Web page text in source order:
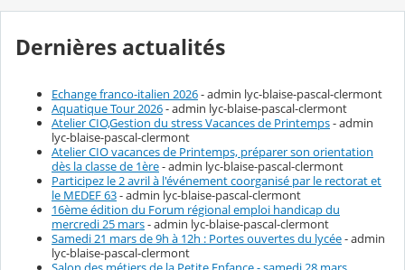
Dernières actualités
Echange franco-italien 2026- admin lyc-blaise-pascal-clermont
Aquatique Tour 2026- admin lyc-blaise-pascal-clermont
Atelier CIO,Gestion du stress Vacances de Printemps- admin
lyc-blaise-pascal-clermont
Atelier CIO vacances de Printemps, préparer son orientation
dès la classe de 1ère- admin lyc-blaise-pascal-clermont
Participez le 2 avril à l'événement coorganisé par le rectorat et
le MEDEF 63- admin lyc-blaise-pascal-clermont
16ème édition du Forum régional emploi handicap du
mercredi 25 mars- admin lyc-blaise-pascal-clermont
Samedi 21 mars de 9h à 12h : Portes ouvertes du lycée- admin
lyc-blaise-pascal-clermont